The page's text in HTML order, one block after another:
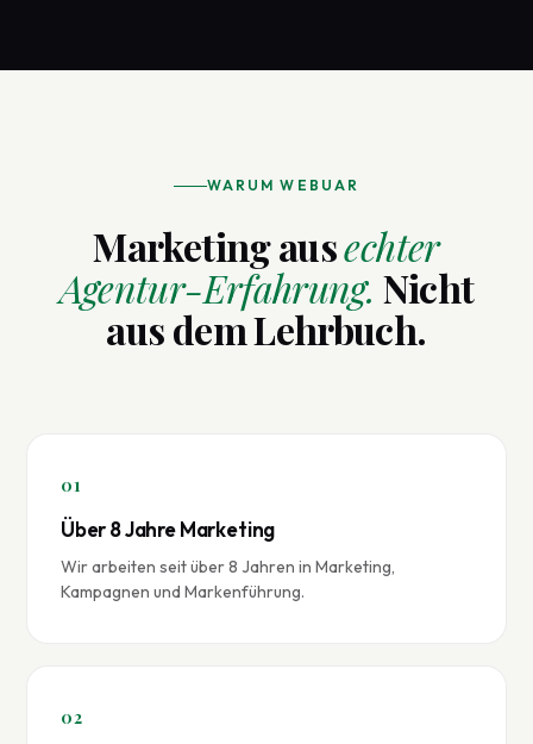
WARUM WEBUAR
Marketing ausechter
Agentur-Erfahrung. Nicht
aus dem Lehrbuch.
01
Über 8 Jahre Marketing
Wir arbeiten seit über 8 Jahren in Marketing,
Kampagnen und Markenführung.
02